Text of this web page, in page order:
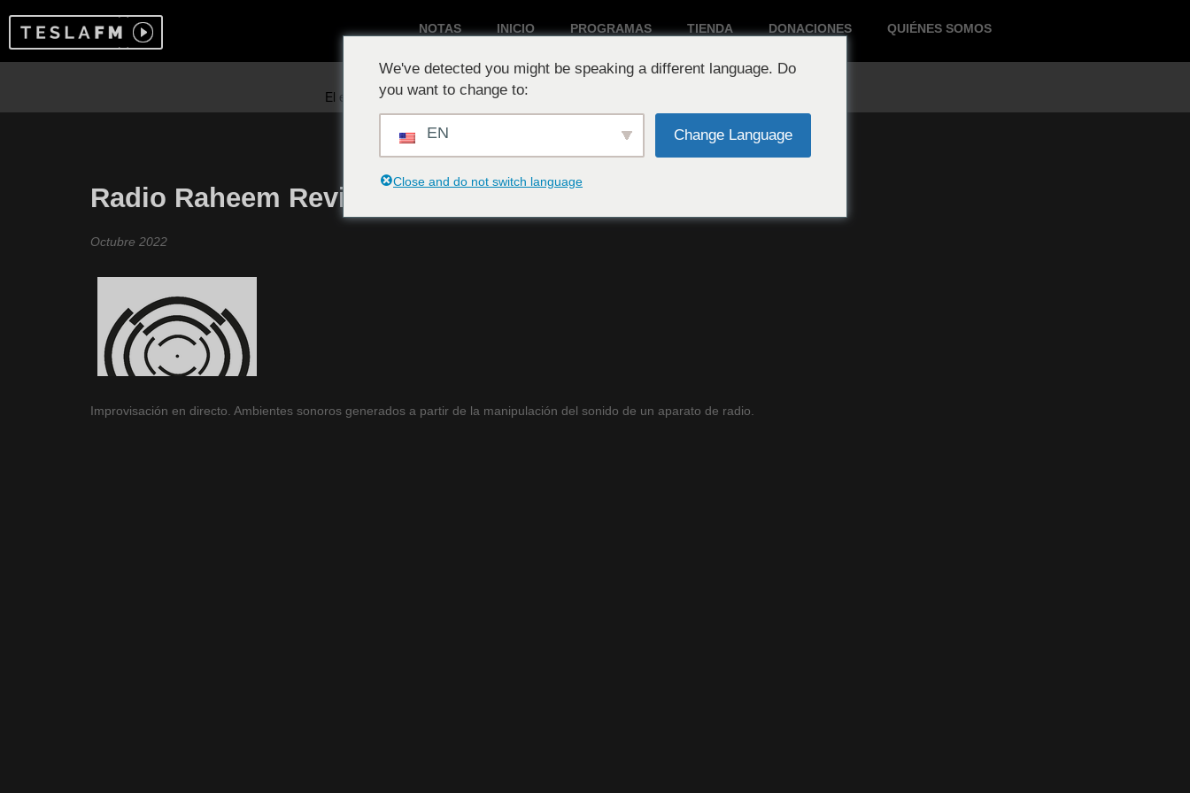
NOTAS INICIO PROGRAMAS TIENDA DONACIONES QUIÉNES SOMOS
Reproduciendo ahora:
Radio Raheem Revisited #13
Octubre 2022
Improvisación en directo. Ambientes sonoros generados a partir de la manipulación del sonido de un aparato de radio.
We've detected you might be speaking a different language. Do
you want to change to:
EN Change Language
Close and do not switch language